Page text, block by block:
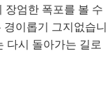
장엄한 폭포를 볼 수
이롭기 그지없습니
다시 돌아가는 길로